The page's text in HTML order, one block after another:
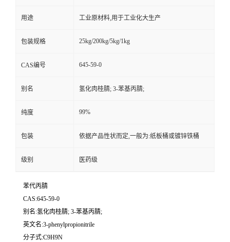
用途 工业原材料,用于工业化大生产
包装规格 25kg/200kg/5kg/1kg
CAS编号 645-59-0
别名 氢化肉桂腈; 3-苯基丙腈;
纯度 99%
包装 依据产品性状而定,一般为:纸板桶或镀锌铁桶
级别 医药级
苯代丙腈
CAS:645-59-0
别名:氢化肉桂腈; 3-苯基丙腈;
英文名:3-phenylpropionitrile
分子式:C9H9N